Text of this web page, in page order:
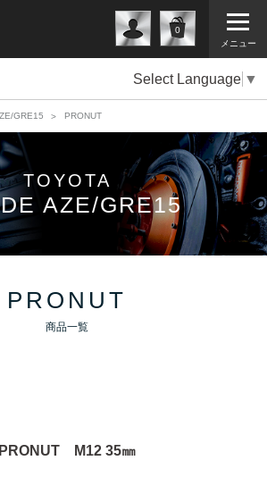
メニュー
0
Select Language ▼
GRE15 PRONUT
TOYOTA
AZE/GRE15
PRONUT
商品一覧
PRONUT M12 35㎜